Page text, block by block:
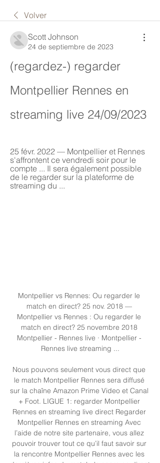
Volver
Scott Johnson
24 de septiembre de 2023
(regardez-) regarder
Montpellier Rennes en
streaming live 24/09/2023
25 févr. 2022 — Montpellier et Rennes
s'affrontent ce vendredi soir pour le
compte ... Il sera également possible
de le regarder sur la plateforme de
streaming du ...
Montpellier vs Rennes: Ou regarder le
match en direct? 25 nov. 2018 —
Montpellier vs Rennes : Ou regarder le
match en direct? 25 novembre 2018
Montpellier - Rennes live · Montpellier -
Rennes live streaming ...
Nous pouvons seulement vous direct que
le match Montpellier Rennes sera diffusé
sur la chaîne Amazon Prime Video et Canal
+ Foot. LIGUE 1: regarder Montpellier
Rennes en streaming live direct Regarder
Montpellier Rennes en streaming Avec
l’aide de notre site partenaire, vous allez
pouvoir trouver tout ce qu’il faut savoir sur
la rencontre Montpellier Rennes avec les